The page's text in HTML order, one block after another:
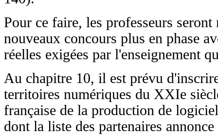
Pour ce faire, les professeurs seront
nouveaux concours plus en phase
réelles exigées par l'enseignement
Au chapitre 10, il est prévu
territoires numériques du XXIe
française de la production de
dont la liste des partenaires